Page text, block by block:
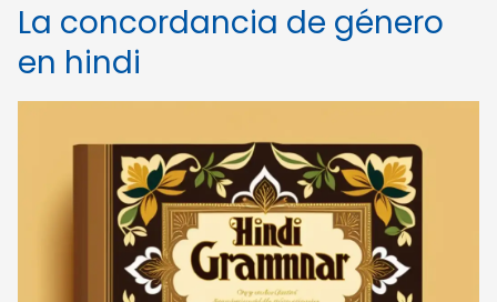
La concordancia de género
en hindi